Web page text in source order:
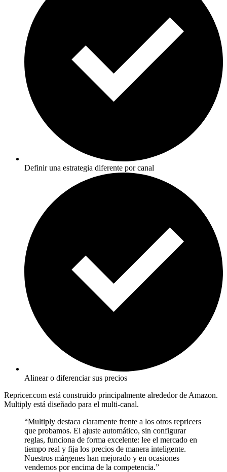
Definir una estrategia diferente por canal
Alinear o diferenciar sus precios
Repricer.com está construido principalmente alrededor de Amazon.
Multiply está diseñado para el multi-canal.
“Multiply destaca claramente frente a los otros repricers
que probamos. El ajuste automático, sin configurar
reglas, funciona de forma excelente: lee el mercado en
tiempo real y fija los precios de manera inteligente.
Nuestros márgenes han mejorado y en ocasiones
vendemos por encima de la competencia.”